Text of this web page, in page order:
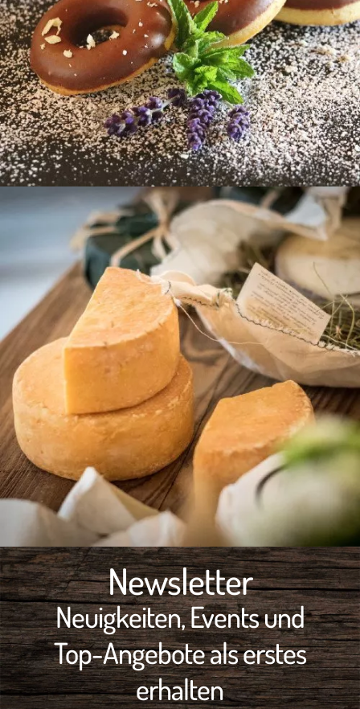
Newsletter
Neuigkeiten, Events und
Top-Angebote als erstes
erhalten